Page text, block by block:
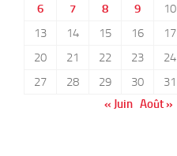
6
7 8 9 10
13
14 15 16 17
20
21 22 23 24
27
28 29 30
31
« Juin Août »